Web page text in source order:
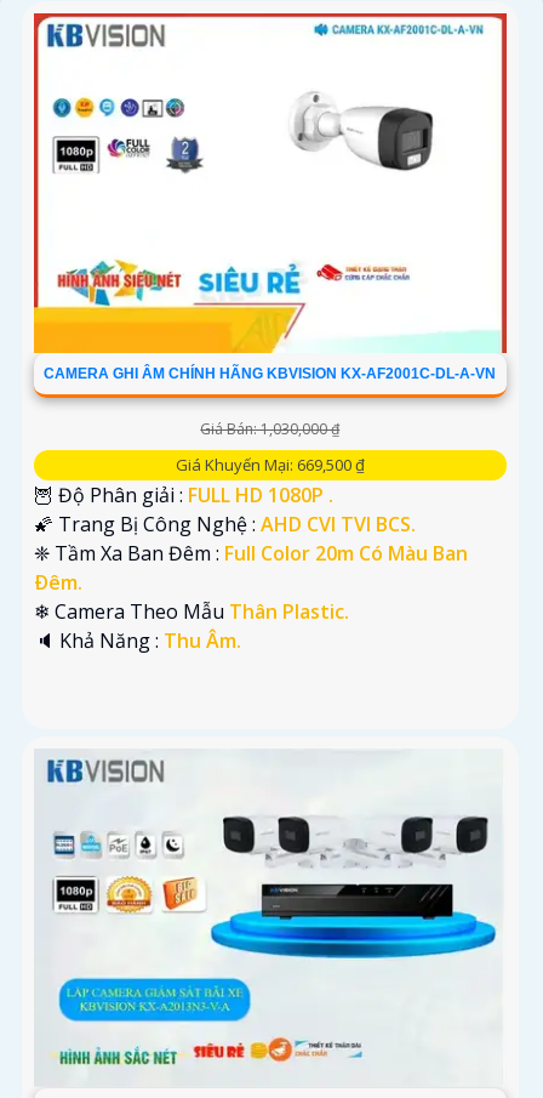
thêm thông tin chi tiết và mua hàng tại các cửa hàng điện
tử uy tín hoặc cửa hàng thiết bị an ninh chuyên nghiệp.
CAMERA GHI ÂM CHÍNH HÃNG KBVISION KX-AF2001C-DL-A-VN
Giá Bán: 1,030,000 ₫
Giá Khuyến Mại: 669,500 ₫
🦉 Độ Phân giải : FULL HD 1080P .
🌠 Trang Bị Công Nghệ : AHD CVI TVI BCS.
❈ Tầm Xa Ban Đêm : Full Color 20m Có Màu Ban
Ðêm.
❄ Camera Theo Mẫu Thân Plastic.
️🔈 Khả Năng : Thu Âm.